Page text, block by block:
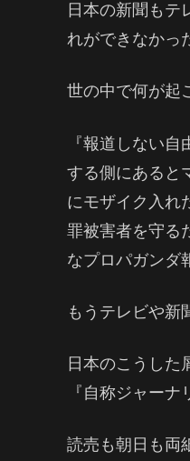
日本の新聞も
れができなかっ
世の中で何が起
『報道しない
する側にあると
にモザイク入れ
罪被害者を守る
なプロパガンダ
もうテレビや新
日本のこうした
『自称ジャー
読売も朝日も両